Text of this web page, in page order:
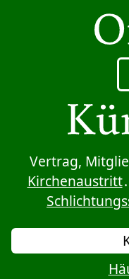
Sprung zum Inhalt
Vertrag,
Kirchenaustritt